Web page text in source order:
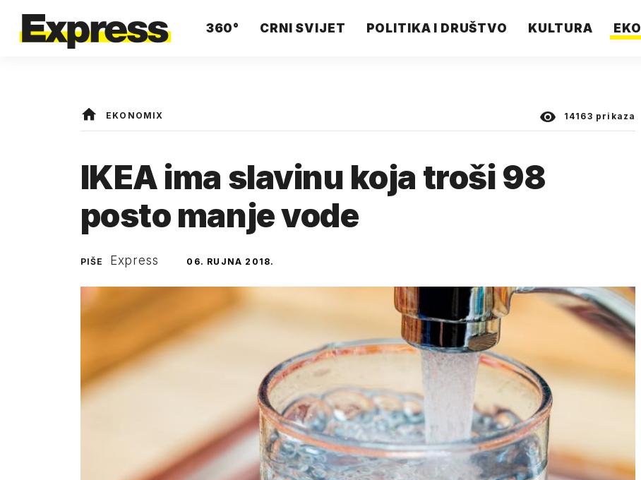
360° CRNI SVIJET POLITIKA I DRUŠTVO KULTURA
EKONOMIX 14163 prikaza
IKEA ima slavinu koja troši 98
posto manje vode
PIŠE Express 06. RUJNA 2018.